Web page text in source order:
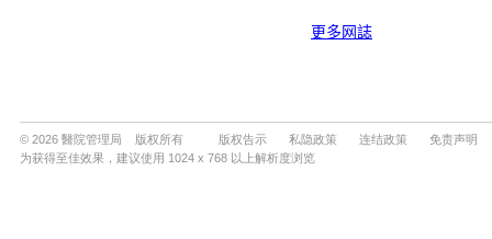
© 2026 醫院管理局 版权所有 版权告示 私隐政策 连结政策
免责声明
为获得至佳效果，建议使用 1024 x 768 以上解析度浏览